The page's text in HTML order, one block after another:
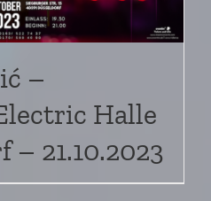
–
Halle
– 21.10.2023